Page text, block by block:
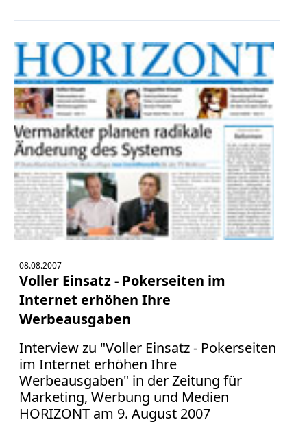
08.08.2007
Voller Einsatz - Pokerseiten im
Internet erhöhen Ihre
Werbeausgaben
Interview zu "Voller Einsatz - Pokerseiten
im Internet erhöhen Ihre
Werbeausgaben" in der Zeitung für
Marketing, Werbung und Medien
HORIZONT am 9. August 2007